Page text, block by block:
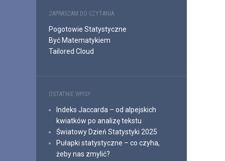
ZAPRASZAM DO CZYTANIA:
Pogotowie Statystyczne
Być Matematykiem
Tailored Cloud
OSTATNIE WPISY
Indeks Jaccarda – od alpejskich
kwiatków po analizę tekstu
Światowy Dzień Statystyki 2025
Pułapki statystyczne – co czyha,
żeby nas zmylić?